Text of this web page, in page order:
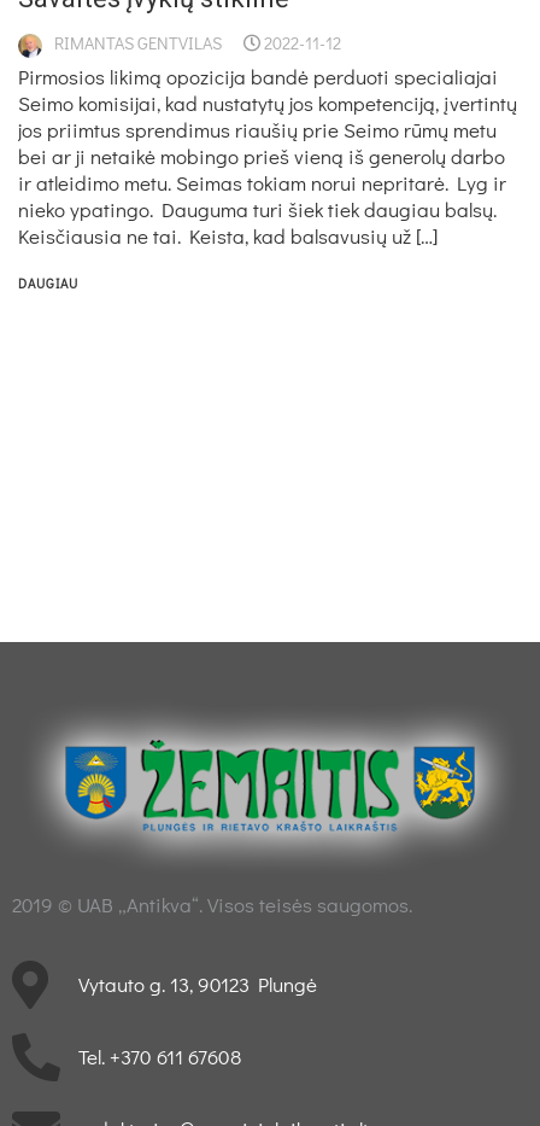
RIMANTAS GENTVILAS 2022-11-12
Pirmosios likimą opozicija bandė perduoti specialiajai
Seimo komisijai, kad nustatytų jos kompetenciją, įvertintų
jos priimtus sprendimus riaušių prie Seimo rūmų metu
bei ar ji netaikė mobingo prieš vieną iš generolų darbo
ir atleidimo metu. Seimas tokiam norui nepritarė. Lyg ir
nieko ypatingo. Dauguma turi šiek tiek daugiau balsų.
Keisčiausia ne tai. Keista, kad balsavusių už […]
DAUGIAU
2019 © UAB „Antikva“. Visos teisės saugomos.
Vytauto g. 13, 90123 Plungė
Tel. +370 611 67608